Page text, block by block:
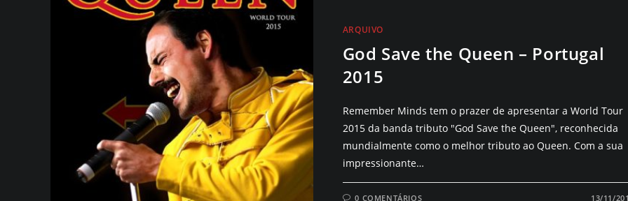
ARQUIVO
God Save the Queen – Portugal
2015
Remember Minds tem o prazer de apresentar a World Tour
2015 da banda tributo "God Save the Queen", reconhecida
mundialmente como o melhor tributo ao Queen. Com a sua
impressionante…
0 COMENTÁRIOS 13/11/